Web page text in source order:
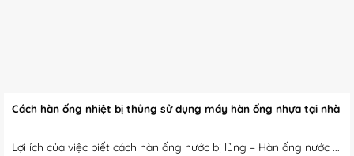
Cách hàn ống nhiệt bị thủng sử dụng máy hàn ống nhựa tại nhà
Lợi ích của việc biết cách hàn ống nước bị lủng – Hàn ống nước ...